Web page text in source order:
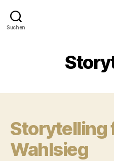
Suchen
Storytelling
Wahlsieg